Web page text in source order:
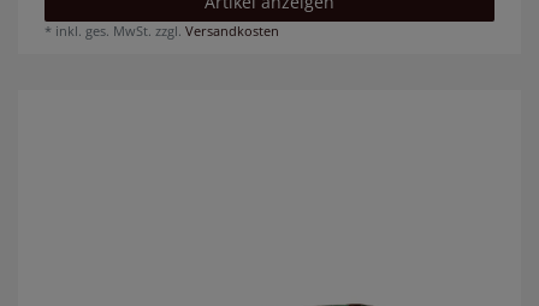
* inkl. ges. MwSt. zzgl.Versandkosten